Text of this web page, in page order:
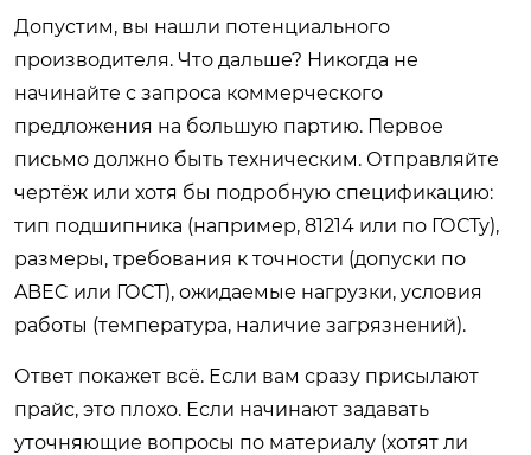
Допустим, вы нашли потенциального
производителя. Что дальше? Никогда не
начинайте с запроса коммерческого
предложения на большую партию. Первое
письмо должно быть техническим. Отправляйте
чертёж или хотя бы подробную спецификацию:
тип подшипника (например, 81214 или по ГОСТу),
размеры, требования к точности (допуски по
ABEC или ГОСТ), ожидаемые нагрузки, условия
работы (температура, наличие загрязнений).
Ответ покажет всё. Если вам сразу присылают
прайс, это плохо. Если начинают задавать
уточняющие вопросы по материалу (хотят ли